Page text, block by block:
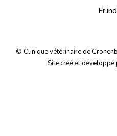
© Clinique vétérinaire de
Site créé et développé